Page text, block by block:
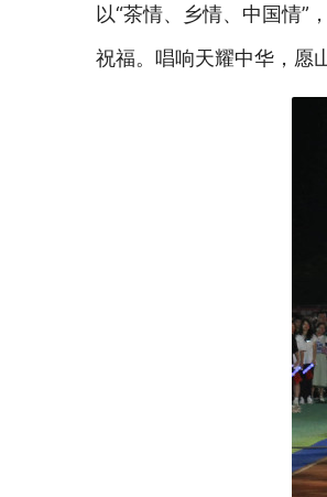
以“茶情、乡情、中国情”
祝福。唱响天耀中华，愿